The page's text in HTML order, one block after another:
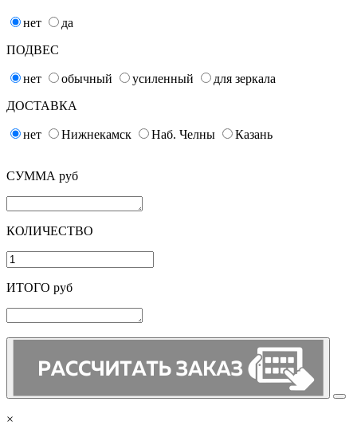
нет
да
ПОДВЕС
нет обычный усиленный
для зеркала
ДОСТАВКА
нет Нижнекамск Наб. Челны Казань
СУММА руб
КОЛИЧЕСТВО
ИТОГО руб
×